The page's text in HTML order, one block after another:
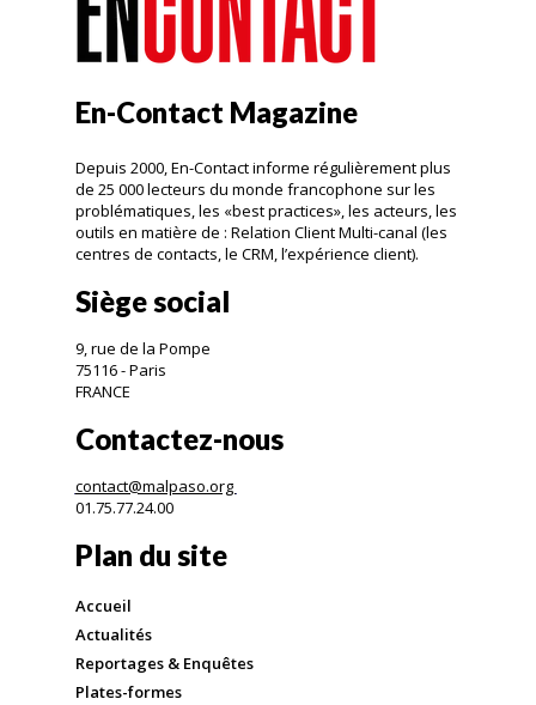
En-Contact Magazine
Depuis 2000, En-Contact informe régulièrement plus
de 25 000 lecteurs du monde francophone sur les
problématiques, les «best practices», les acteurs, les
outils en matière de : Relation Client Multi-canal (les
centres de contacts, le CRM, l’expérience client).
Siège social
9, rue de la Pompe
75116 - Paris
FRANCE
Contactez-nous
contact@malpaso.org
01.75.77.24.00
Plan du site
Accueil
Actualités
Reportages & Enquêtes
Plates-formes